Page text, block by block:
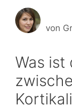
von
Was ist